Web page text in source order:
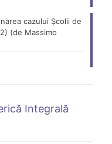
cazului Școlii de
(de Massimo
Integrală